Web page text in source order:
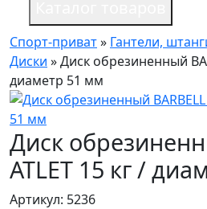
Спорт-приват» Гантели,
Диски »Диск обрезиненный
диаметр 51 мм
Диск
ATLET 15 кг /
Артикул: 5236